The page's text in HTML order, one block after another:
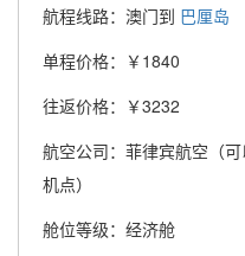
航程线路：澳门到 巴厘岛
单程价格：￥1840
往返价格：￥3232
航空公司：菲律宾航空（
机点）
舱位等级：经济舱